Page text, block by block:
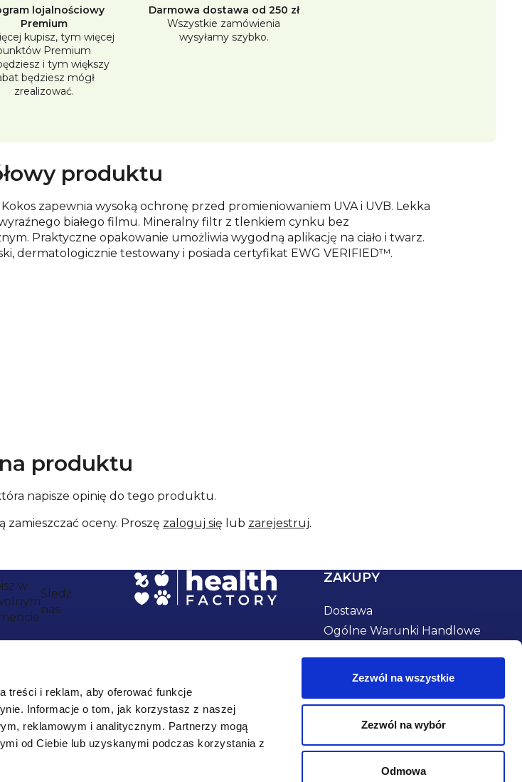
treści i reklam, aby oferować funkcje
Informacje o tom, jak korzystasz z naszej
reklamowym i analitycznym. Partnerzy mogą
od Ciebie lub uzyskanymi podczas korzystania z
Zezwól na wszystkie
Zezwól na wybór
Odmowa
Korzyści:
• SPF 50+ — ochrona UVA i UVB
• 99% składników pochodzenia naturalnego
• tlenek cynku bez nanocząsteczek
• lekka konsystencja bez białego filmu
• wygodna aplikacja
lojalnościowy
Premium
kupisz, tym więcej
Premium
i tym większy
będziesz mógł
zrealizować.
Darmowa dostawa od 250 zł
Wszystkie zamówienia
wysyłamy szybko.
produktu
zapewnia wysoką ochronę przed promieniowaniem UVA i UVB. Lekka
białego filmu. Mineralny filtr z tlenkiem cynku bez
Praktyczne opakowanie umożliwia wygodną aplikację na ciało i twarz.
dermatologicznie testowany i posiada certyfikat EWG VERIFIED™.
produktu
napisze opinię do tego produktu.
oceny. Proszę zaloguj się lub zarejestruj.
w
Śledź
nas:
ZAKUPY
Dostawa
Ogólne Warunki Handlowe
Kupony rabatowe
Cookies